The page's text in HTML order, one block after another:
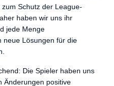
Schutz der League-
haben wir uns ihr
jede Menge
neue Lösungen für die
Die Spieler haben uns
Änderungen positive